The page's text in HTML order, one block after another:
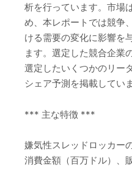
析を行っています。市場
め、本レポートでは競争
ける需要の変化に影響を
ます。選定した競合企業
選定したいくつかのリー
シェア予測を掲載していま
*** 主な特徴 ***
嫌気性スレッドロッカー
消費金額（百万ドル）、